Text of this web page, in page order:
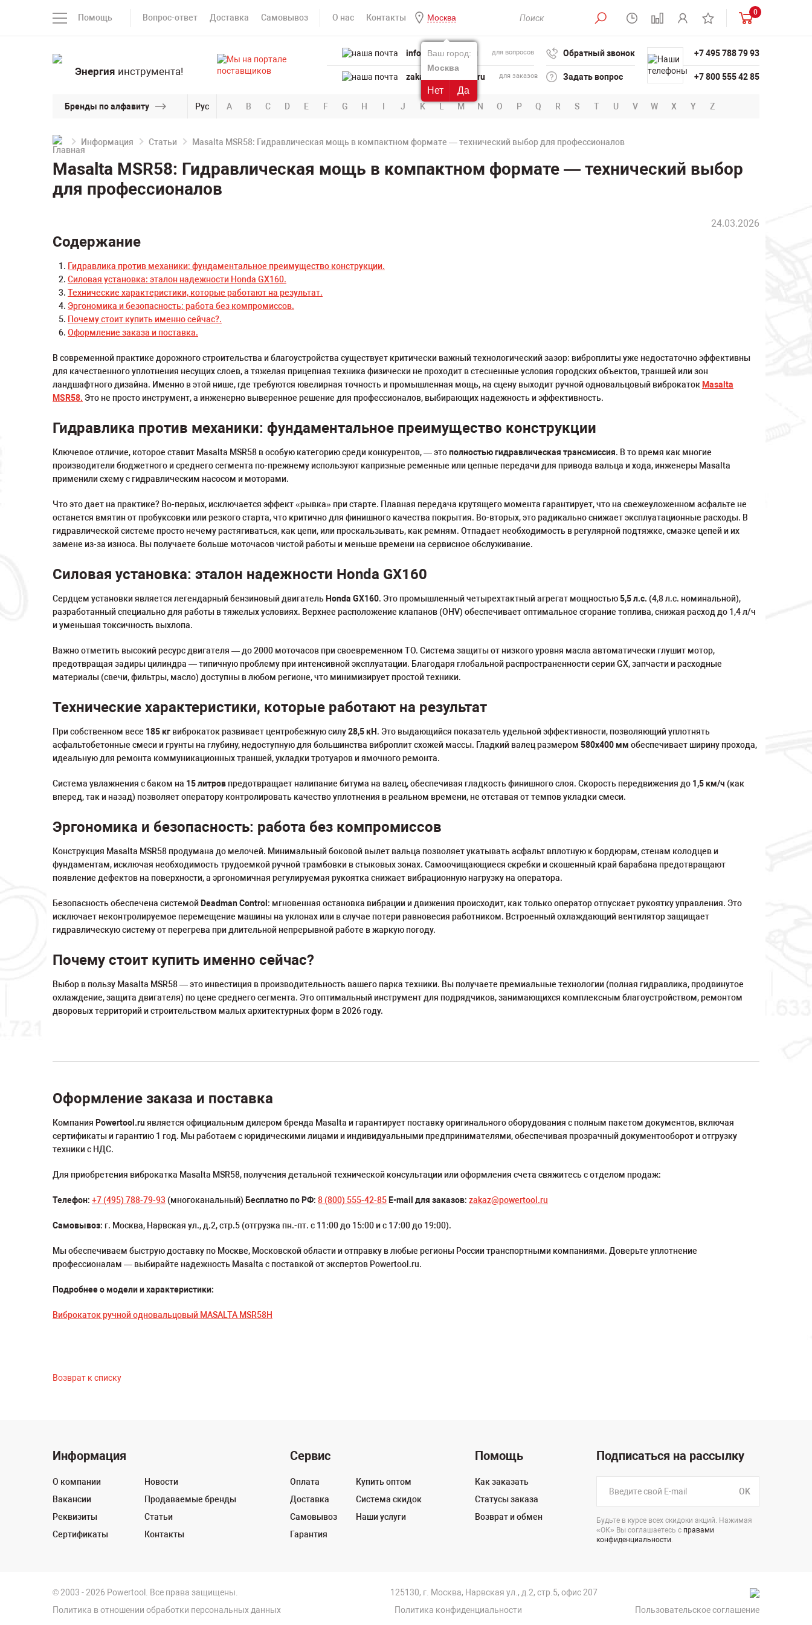
Помощь Вопрос-ответ Доставка Самовывоз О нас Контакты Москва
Ваш город:
Москва
Нет Да
0
Энергия инструмента!
info@powertool.ru для вопросов
zakaz@powertool.ru для заказов
Обратный звонок
Задать вопрос
+7 495 788 79 93
+7 800 555 42 85
Бренды по алфавиту Рус A B C D E F G H I J K L M N O P Q R S T U V W X Y Z
Информация Статьи Masalta MSR58: Гидравлическая мощь в компактном формате — технический выбор для профессионалов
Masalta MSR58: Гидравлическая мощь в компактном формате — технический выбор
для профессионалов
24.03.2026
Содержание
Гидравлика против механики: фундаментальное преимущество конструкции.
Силовая установка: эталон надежности Honda GX160.
Технические характеристики, которые работают на результат.
Эргономика и безопасность: работа без компромиссов.
Почему стоит купить именно сейчас?.
Оформление заказа и поставка.
В современной практике дорожного строительства и благоустройства существует критически важный технологический зазор: виброплиты уже недостаточно эффективны
для качественного уплотнения несущих слоев, а тяжелая прицепная техника физически не проходит в стесненные условия городских объектов, траншей или зон
ландшафтного дизайна. Именно в этой нише, где требуются ювелирная точность и промышленная мощь, на сцену выходит ручной одновальцовый виброкаток Masalta
MSR58. Это не просто инструмент, а инженерно выверенное решение для профессионалов, выбирающих надежность и эффективность.
Гидравлика против механики: фундаментальное преимущество конструкции
Ключевое отличие, которое ставит Masalta MSR58 в особую категорию среди конкурентов, — этополностью гидравлическая трансмиссия. В то время как многие
производители бюджетного и среднего сегмента по-прежнему используют капризные ременные или цепные передачи для привода вальца и хода, инженеры Masalta
применили схему с гидравлическим насосом и моторами.
Что это дает на практике? Во-первых, исключается эффект «рывка» при старте. Плавная передача крутящего момента гарантирует, что на свежеуложенном асфальте не
останется вмятин от пробуксовки или резкого старта, что критично для финишного качества покрытия. Во-вторых, это радикально снижает эксплуатационные расходы. В
гидравлической системе просто нечему растягиваться, как цепи, или проскальзывать, как ремням. Отпадает необходимость в регулярной подтяжке, смазке цепей и их
замене из-за износа. Вы получаете больше моточасов чистой работы и меньше времени на сервисное обслуживание.
Силовая установка: эталон надежности Honda GX160
Сердцем установки является легендарный бензиновый двигатель Honda GX160. Это промышленный четырехтактный агрегат мощностью5,5 л.с. (4,8 л.с. номинальной),
разработанный специально для работы в тяжелых условиях. Верхнее расположение клапанов (OHV) обеспечивает оптимальное сгорание топлива, снижая расход до 1,4 л/ч
и уменьшая токсичность выхлопа.
Важно отметить высокий ресурс двигателя — до 2000 моточасов при своевременном ТО. Система защиты от низкого уровня масла автоматически глушит мотор,
предотвращая задиры цилиндра — типичную проблему при интенсивной эксплуатации. Благодаря глобальной распространенности серии GX, запчасти и расходные
материалы (свечи, фильтры, масло) доступны в любом регионе, что минимизирует простой техники.
Технические характеристики, которые работают на результат
При собственном весе 185 кг виброкаток развивает центробежную силу28,5 кН . Это выдающийся показатель удельной эффективности, позволяющий уплотнять
асфальтобетонные смеси и грунты на глубину, недоступную для большинства виброплит схожей массы. Гладкий валец размером 580х400 мм обеспечивает ширину прохода,
идеальную для ремонта коммуникационных траншей, укладки тротуаров и ямочного ремонта.
Система увлажнения с баком на 15 литров предотвращает налипание битума на валец, обеспечивая гладкость финишного слоя. Скорость передвижения до 1,5 км/ч (как
вперед, так и назад) позволяет оператору контролировать качество уплотнения в реальном времени, не отставая от темпов укладки смеси.
Эргономика и безопасность: работа без компромиссов
Конструкция Masalta MSR58 продумана до мелочей. Минимальный боковой вылет вальца позволяет укатывать асфальт вплотную к бордюрам, стенам колодцев и
фундаментам, исключая необходимость трудоемкой ручной трамбовки в стыковых зонах. Самоочищающиеся скребки и скошенный край барабана предотвращают
появление дефектов на поверхности, а эргономичная регулируемая рукоятка снижает вибрационную нагрузку на оператора.
Безопасность обеспечена системой Deadman Control : мгновенная остановка вибрации и движения происходит, как только оператор отпускает рукоятку управления. Это
исключает неконтролируемое перемещение машины на уклонах или в случае потери равновесия работником. Встроенный охлаждающий вентилятор защищает
гидравлическую систему от перегрева при длительной непрерывной работе в жаркую погоду.
Почему стоит купить именно сейчас?
Выбор в пользу Masalta MSR58 — это инвестиция в производительность вашего парка техники. Вы получаете премиальные технологии (полная гидравлика, продвинутое
охлаждение, защита двигателя) по цене среднего сегмента. Это оптимальный инструмент для подрядчиков, занимающихся комплексным благоустройством, ремонтом
дворовых территорий и строительством малых архитектурных форм в 2026 году.
Оформление заказа и поставка
Компания Powertool.ruявляется официальным дилером бренда Masalta и гарантирует поставку оригинального оборудования с полным пакетом документов, включая
сертификаты и гарантию 1 год. Мы работаем с юридическими лицами и индивидуальными предпринимателями, обеспечивая прозрачный документооборот и отгрузку
техники с НДС.
Для приобретения виброкатка Masalta MSR58, получения детальной технической консультации или оформления счета свяжитесь с отделом продаж:
Телефон: +7 (495) 788-79-93 (многоканальный) Бесплатно по РФ: 8 (800) 555-42-85 E-mail для заказов: zakaz@powertool.ru
Самовывоз: г. Москва, Нарвская ул., д.2, стр.5 (отгрузка пн.-пт. с 11:00 до 15:00 и с 17:00 до 19:00).
Мы обеспечиваем быструю доставку по Москве, Московской области и отправку в любые регионы России транспортными компаниями. Доверьте уплотнение
профессионалам — выбирайте надежность Masalta с поставкой от экспертов Powertool.ru.
Подробнее о модели и характеристики:
Виброкаток ручной одновальцовый MASALTA MSR58H
Возврат к списку
Информация
О компании
Вакансии
Реквизиты
Сертификаты
Новости
Продаваемые бренды
Статьи
Контакты
Сервис
Оплата
Доставка
Самовывоз
Гарантия
Купить оптом
Система скидок
Наши услуги
Помощь
Как заказать
Статусы заказа
Возврат и обмен
Подписаться на рассылку
OK
Будьте в курсе всех скидоки акций. Нажимая
«ОК» Вы соглашаетесь с правами
конфиденциальности.
© 2003 - 2026 Powertool. Все права защищены.
125130, г. Москва, Нарвская ул., д.2, стр.5, офис 207
Политика в отношении обработки персональных данных
Политика конфиденциальности Пользовательское соглашение